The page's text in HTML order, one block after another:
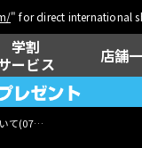
" for direct international
学割
ービス
店舗
て(07月29日